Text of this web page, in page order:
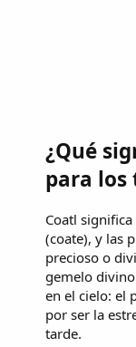
¿Qué
para los
Coatl
(coate), y las
precioso o
gemelo
en el cielo: el
por ser la
tarde.